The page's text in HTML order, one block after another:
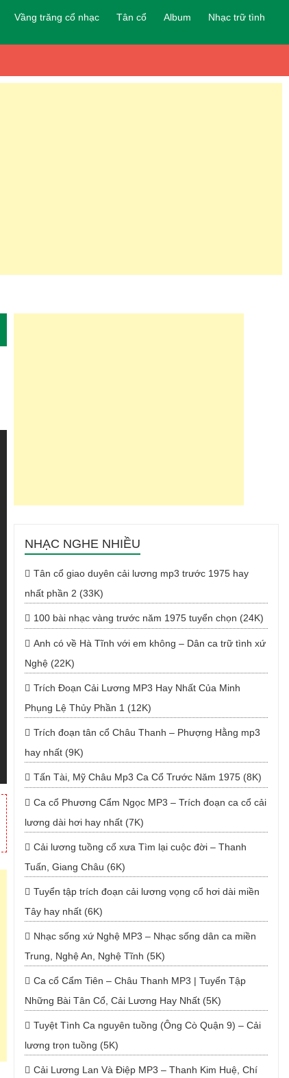
Vầng trăng cổ nhạc Tân cổ Album Nhạc trữ tình
NHẠC NGHE NHIỀU
Tân cổ giao duyên cải lương mp3 trước 1975 hay
nhất phần 2 (33K)
100 bài nhạc vàng trước năm 1975 tuyển chọn (24K)
Anh có về Hà Tĩnh với em không – Dân ca trữ tình xứ
Nghệ (22K)
Trích Đoạn Cải Lương MP3 Hay Nhất Của Minh
Phụng Lệ Thủy Phần 1 (12K)
Trích đoạn tân cổ Châu Thanh – Phượng Hằng mp3
hay nhất (9K)
Tấn Tài, Mỹ Châu Mp3 Ca Cổ Trước Năm 1975 (8K)
Ca cổ Phương Cẩm Ngọc MP3 – Trích đoạn ca cổ cải
lương dài hơi hay nhất (7K)
Cải lương tuồng cổ xưa Tìm lại cuộc đời – Thanh
Tuấn, Giang Châu (6K)
Tuyển tập trích đoạn cải lương vọng cổ hơi dài miền
Tây hay nhất (6K)
Nhạc sống xứ Nghệ MP3 – Nhạc sống dân ca miền
Trung, Nghệ An, Nghệ Tĩnh (5K)
Ca cổ Cẩm Tiên – Châu Thanh MP3 | Tuyển Tập
Những Bài Tân Cổ, Cải Lương Hay Nhất (5K)
Tuyệt Tình Ca nguyên tuồng (Ông Cò Quận 9) – Cải
lương trọn tuồng (5K)
Cải Lương Lan Và Điệp MP3 – Thanh Kim Huệ, Chí